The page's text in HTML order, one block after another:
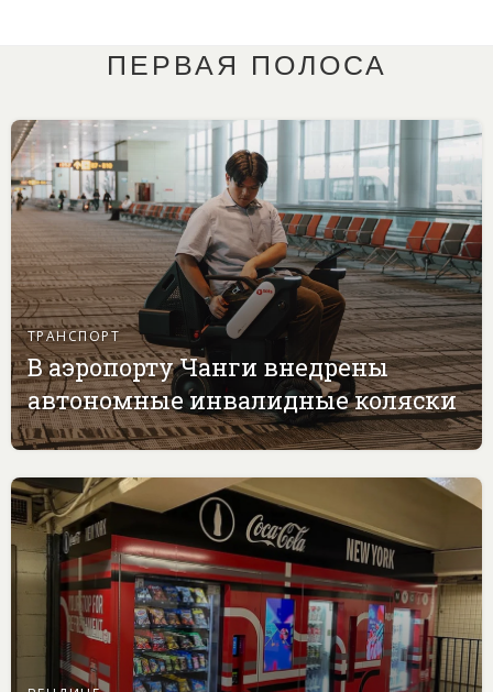
ПЕРВАЯ ПОЛОСА
ТРАНСПОРТ
В аэропорту Чанги внедрены
автономные инвалидные коляски